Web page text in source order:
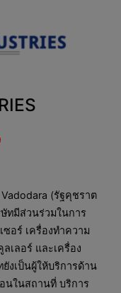
(รัฐคุชราต
ทมีส่วนร่วมในการ
อร์ เครื่องทำความ
เลอร์ และเครื่อง
งเป็นผู้ให้บริการด้าน
นในสถานที่ บริการ